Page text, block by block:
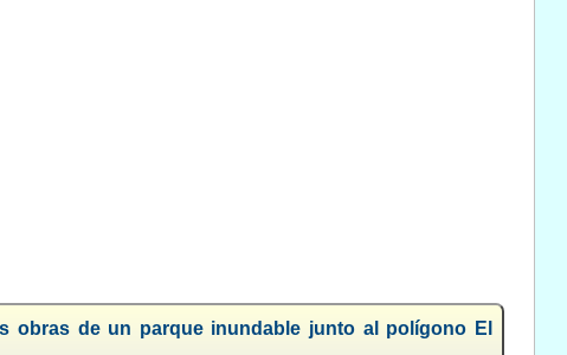
obras de un parque inundable junto al polígono El